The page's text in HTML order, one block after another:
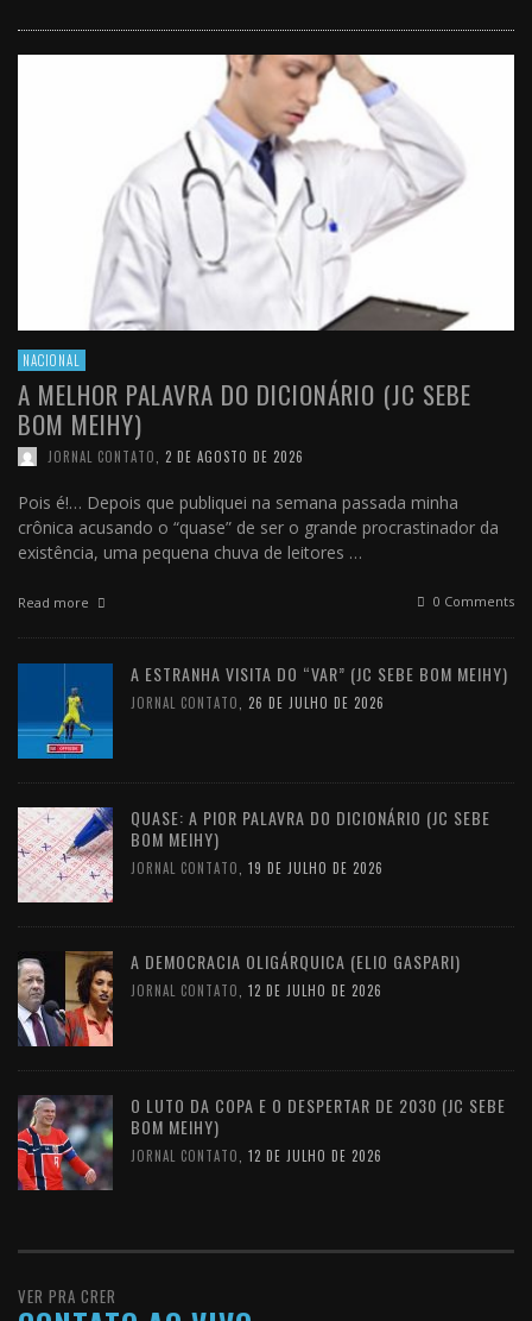
NACIONAL
A MELHOR PALAVRA DO DICIONÁRIO (JC SEBE
BOM MEIHY)
JORNAL CONTATO 2 DE AGOSTO DE 2026
Pois é!… Depois que publiquei na semana passada minha
crônica acusando o “quase” de ser o grande procrastinador da
existência, uma pequena chuva de leitores …
Read more 0 Comments
A ESTRANHA VISITA DO “VAR” (JC SEBE BOM MEIHY)
JORNAL CONTATO 26 DE JULHO DE 2026
QUASE: A PIOR PALAVRA DO DICIONÁRIO (JC SEBE
BOM MEIHY)
JORNAL CONTATO 19 DE JULHO DE 2026
A DEMOCRACIA OLIGÁRQUICA (ELIO GASPARI)
JORNAL CONTATO 12 DE JULHO DE 2026
O LUTO DA COPA E O DESPERTAR DE 2030 (JC SEBE
BOM MEIHY)
JORNAL CONTATO 12 DE JULHO DE 2026
VER PRA CRER